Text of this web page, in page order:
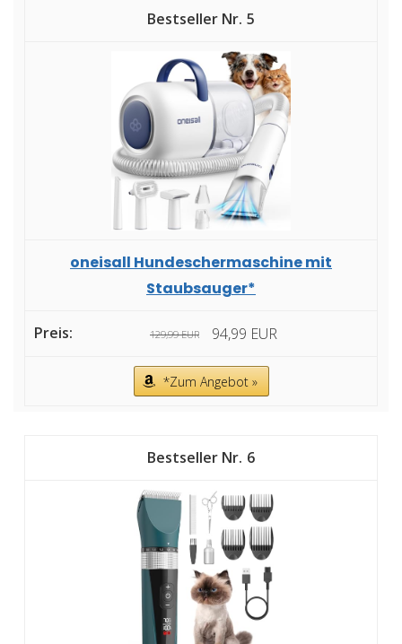
5
oneisall Hundeschermaschine mit
Staubsauger*
129,99 EUR 94,99 EUR
*Zum Angebot »
6